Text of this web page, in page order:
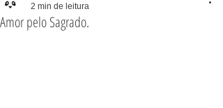
Amor pelo Sagrado.
2 min de leitura